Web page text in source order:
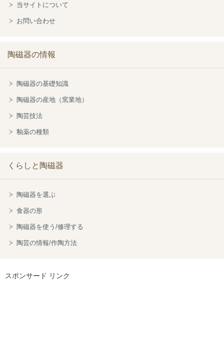
当サイトについて
お問い合わせ
陶磁器の情報
陶磁器の基礎知識
陶磁器の産地（窯業地）
陶芸技法
釉薬の種類
くらしと陶磁器
陶磁器を選ぶ
食器の形
陶磁器を使う/修理する
陶芸の情報/作陶方法
スポンサード リンク